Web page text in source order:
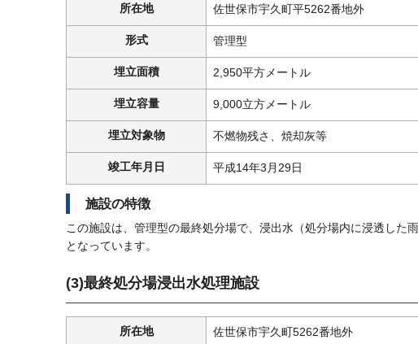
所在地 佐世保市宇久町平5262番地外
形式 管理型
埋立面積 2,950平方メートル
埋立容量 9,000立方メートル
埋立対象物 不燃物残さ、焼却灰等
竣工年月日 平成14年3月29日
施設の特徴
この施設は、管理型の最終処分場で、浸出水（処分場内に浸透し
となっています。
(3)最終処分場浸出水処理施設
所在地 佐世保市宇久町5262番地外